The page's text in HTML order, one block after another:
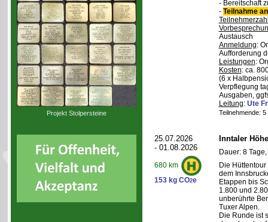
Projekt Stolpersteine
- Bereitschaft
- Teilnahme
Austausch
Anmeldung:
Aufforderung
Leistungen:
Kosten: ca.
(6 x
Verpflegung
Ausgaben,
Leitung: Ute
Teilnehmende:
25.07.2026
- 01.08.2026
680 km
153 kg CO2e
Inntaler
Dauer: 8
Die
dem
Etappen bis
1.800 und
unberührte
Tuxer Alpen.
Die Runde ist